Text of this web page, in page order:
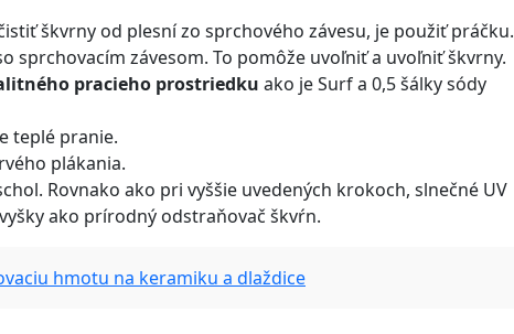
škvrny od plesní zo sprchového závesu, je použiť práčku.
sprchovacím závesom. To pomôže uvoľniť a uvoľniť škvrny.
pracieho prostriedku ako jeSurfa 0,5 šálky sódy
teplé pranie.
plákania.
Rovnako ako pri vyššie uvedených krokoch, slnečné UV
ako prírodný odstraňovač škvŕn.
hmotu na keramiku a dlaždice